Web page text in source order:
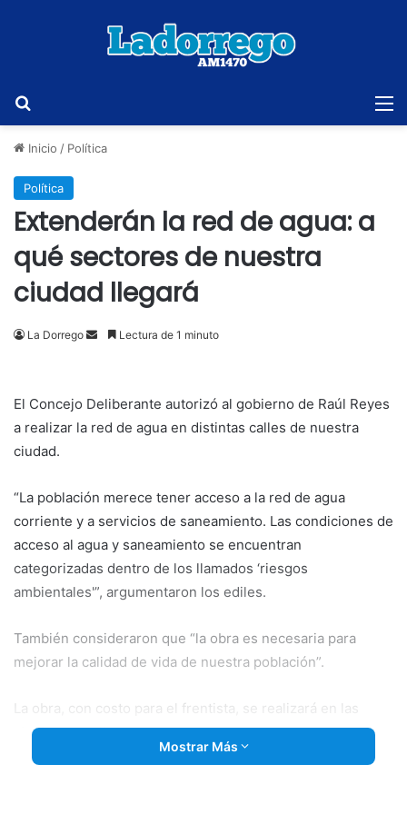
Inicio / Política
Política
Extenderán la red de agua: a
qué sectores de nuestra
ciudad llegará
La Dorrego
SendLectura de 1 minuto
El Concejo Deliberante autorizó al gobierno de Raúl Reyes
a realizar la red de agua en distintas calles de nuestra
ciudad.
“La población merece tener acceso a la red de agua
corriente y a servicios de saneamiento. Las condiciones de
acceso al agua y saneamiento se encuentran
categorizadas dentro de los llamados ‘riesgos
ambientales'”, argumentaron los ediles.
También consideraron que “la obra es necesaria para
mejorar la calidad de vida de nuestra población”.
La obra, con costo para el frentista, se realizará en las
siguientes calles:
Mostrar Más